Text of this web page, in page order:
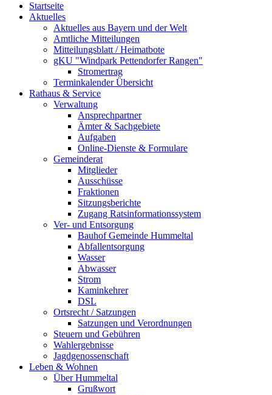
Startseite
Aktuelles
Aktuelles aus Bayern und der Welt
Amtliche Mitteilungen
Mitteilungsblatt / Heimatbote
gKU "Windpark Pettendorfer Rangen"
Stromertrag
Terminkalender Übersicht
Rathaus & Service
Verwaltung
Ansprechpartner
Ämter & Sachgebiete
Aufgaben
Online-Dienste & Formulare
Gemeinderat
Mitglieder
Ausschüsse
Fraktionen
Sitzungsberichte
Zugang Ratsinformationssystem
Ver- und Entsorgung
Bauhof Gemeinde Hummeltal
Abfallentsorgung
Wasser
Abwasser
Strom
Kaminkehrer
DSL
Ortsrecht / Satzungen
Satzungen und Verordnungen
Steuern und Gebühren
Wahlergebnisse
Jagdgenossenschaft
Leben & Wohnen
Über Hummeltal
Grußwort